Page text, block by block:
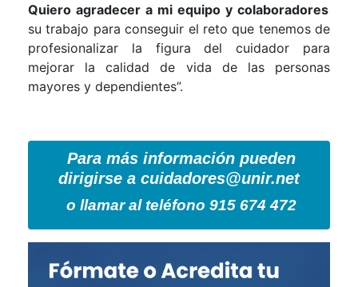
Quiero agradecer a mi equipo y colaboradores
su trabajo para conseguir el reto que tenemos de
profesionalizar la figura del cuidador para
mejorar la calidad de vida de las personas
mayores y dependientes”.
Para más información pueden
dirigirse a cuidadores@unir.net
o llamar al teléfono 915 674 472